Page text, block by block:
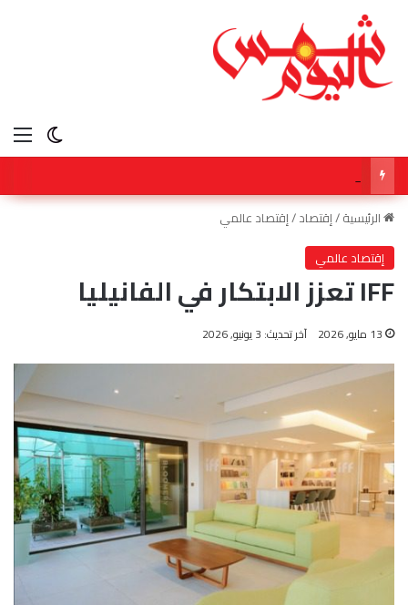
شكوك بشأن مضيق هرمز ترفع النفط مع ترقب بيانات الوظائف
الرئيسية/إقتصاد/إقتصاد عالمي
إقتصاد عالمي
IFF تعزز الابتكار في الفانيليا
13 مايو, 2026 آخر تحديث: 3 يونيو, 2026